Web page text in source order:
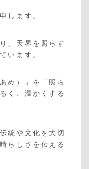
します。
、天界を照らす
います。
め）」を「照ら
く、温かくする
統や文化を大切
らしさを伝える